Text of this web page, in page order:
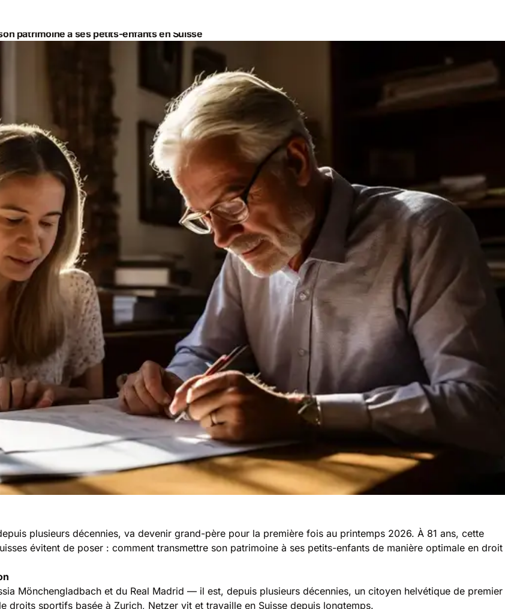
patrimoine à ses petits-enfants en Suisse
plusieurs décennies, va devenir grand-père pour la première fois au printemps 2026. À 81 ans, cette
évitent de poser : comment transmettre son patrimoine à ses petits-enfants de manière optimale en droit
Mönchengladbach et du Real Madrid — il est, depuis plusieurs décennies, un citoyen helvétique de premier
droits sportifs basée à Zurich, Netzer vit et travaille en Suisse depuis longtemps.